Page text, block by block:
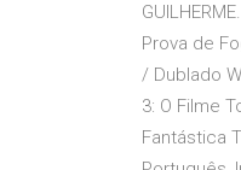
Prova de
/ Dublado
3: O Filme
Fantástica